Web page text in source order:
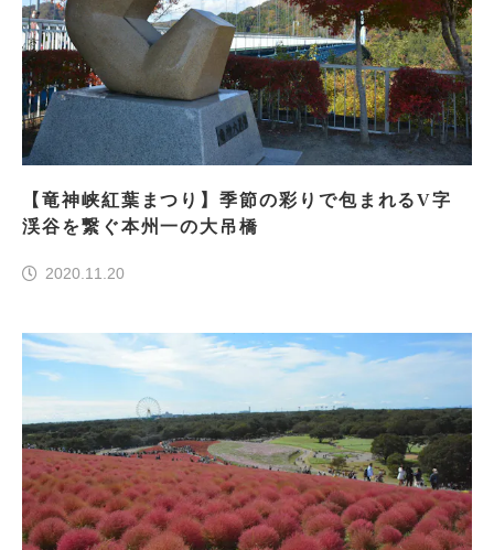
【竜神峡紅葉まつり】季節の彩りで包まれるV字
渓谷を繋ぐ本州一の大吊橋
2020.11.20